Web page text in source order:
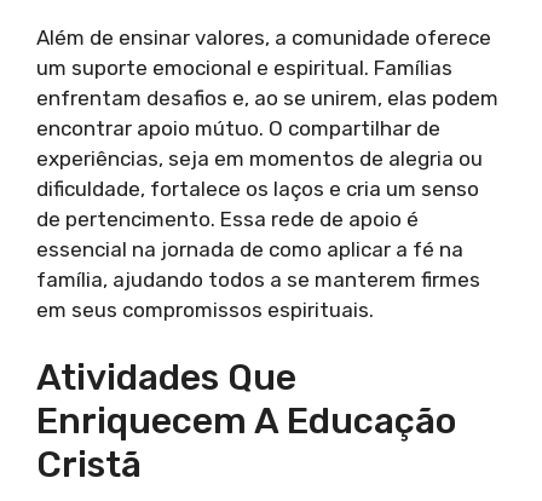
Além de ensinar valores, a comunidade oferece
um suporte emocional e espiritual. Famílias
enfrentam desafios e, ao se unirem, elas podem
encontrar apoio mútuo. O compartilhar de
experiências, seja em momentos de alegria ou
dificuldade, fortalece os laços e cria um senso
de pertencimento. Essa rede de apoio é
essencial na jornada de como aplicar a fé na
família, ajudando todos a se manterem firmes
em seus compromissos espirituais.
Atividades Que
Enriquecem A Educação
Cristã